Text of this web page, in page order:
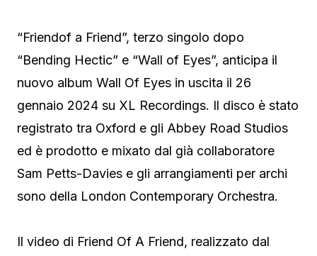
“Friendof a Friend”, terzo singolo dopo
“Bending Hectic” e “Wall of Eyes”, anticipa il
nuovo album Wall Of Eyes in uscita il 26
gennaio 2024 su XL Recordings. Il disco è stato
registrato tra Oxford e gli Abbey Road Studios
ed è prodotto e mixato dal già collaboratore
Sam Petts-Davies e gli arrangiamenti per archi
sono della London Contemporary Orchestra.
Il video di Friend Of A Friend, realizzato dal